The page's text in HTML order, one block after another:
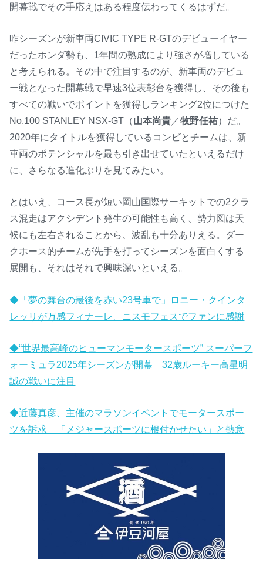
開幕戦でその手応えはある程度伝わってくるはずだ。
昨シーズンが新車両CIVIC TYPE R-GTのデビューイヤー
だったホンダ勢も、1年間の熟成により強さが増している
と考えられる。その中で注目するのが、新車両のデビュ
ー戦となった開幕戦で早速3位表彰台を獲得し、その後も
すべての戦いでポイントを獲得しランキング2位につけた
No.100 STANLEY NSX-GT（山本尚貴 ／牧野任祐）だ。
2020年にタイトルを獲得しているコンビとチームは、新
車両のポテンシャルを最も引き出せていたといえるだけ
に、さらなる進化ぶりを見てみたい。
とはいえ、コース長が短い岡山国際サーキットでの2クラ
ス混走はアクシデント発生の可能性も高く、勢力図は天
候にも左右されることから、波乱も十分ありえる。ダー
クホース的チームが先手を打ってシーズンを面白くする
展開も、それはそれで興味深いといえる。
◆「夢の舞台の最後を赤い23号車で」ロニー・クインタ
レッリが万感フィナーレ、ニスモフェスでファンに感謝
◆“世界最高峰のヒューマンモータースポーツ” スーパーフ
ォーミュラ2025年シーズンが開幕 32歳ルーキー高星明
誠の戦いに注目
◆近藤真彦、主催のマラソンイベントでモータースポー
ツを訴求 「メジャースポーツに根付かせたい」と熱意